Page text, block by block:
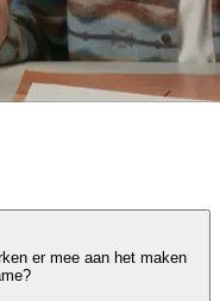
er mee aan het maken